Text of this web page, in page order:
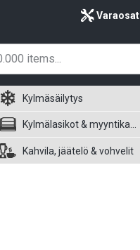
Varaosat
Kylmäsäilytys
Kahvila, jäätelö & vohvelit